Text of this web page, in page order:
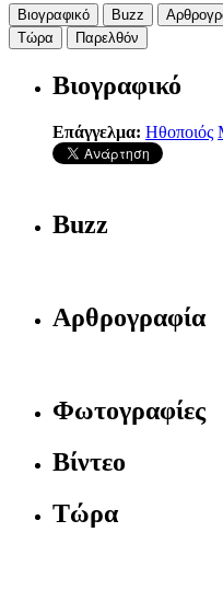
Βιογραφικό Buzz
Τώρα
Παρελθόν
Βιογραφικό
Επάγγελμα: Ηθοποιός
Buzz
Αρθρογραφία
Φωτογραφίες
Βίντεο
Τώρα